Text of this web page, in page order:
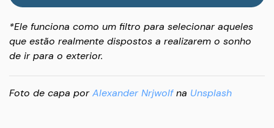
*Ele funciona como um filtro para selecionar aqueles
que estão realmente dispostos a realizarem o sonho
de ir para o exterior.
Foto de capa porAlexander Nrjwolfna Unsplash